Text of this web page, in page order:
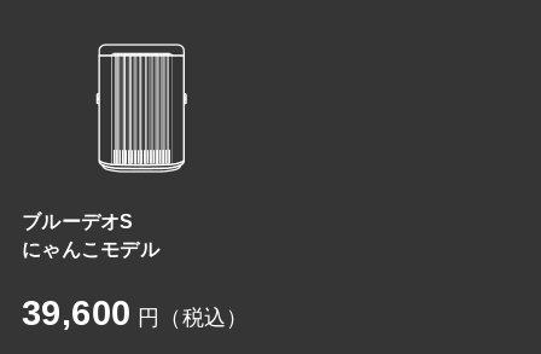
ブルーデオS
にゃんこモデル
39,600 円（税込）